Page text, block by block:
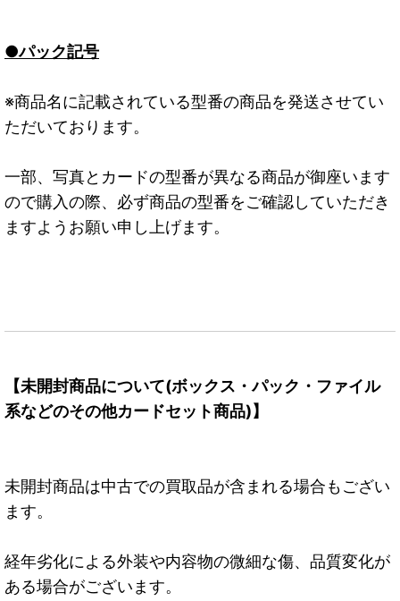
●パック記号
※商品名に記載されている型番の商品を発送させてい
ただいております。
一部、写真とカードの型番が異なる商品が御座います
ので購入の際、必ず商品の型番をご確認していただき
ますようお願い申し上げます。
【未開封商品について(ボックス・パック・ファイル
系などのその他カードセット商品)】
未開封商品は中古での買取品が含まれる場合もござい
ます。
経年劣化による外装や内容物の微細な傷、品質変化が
ある場合がございます。